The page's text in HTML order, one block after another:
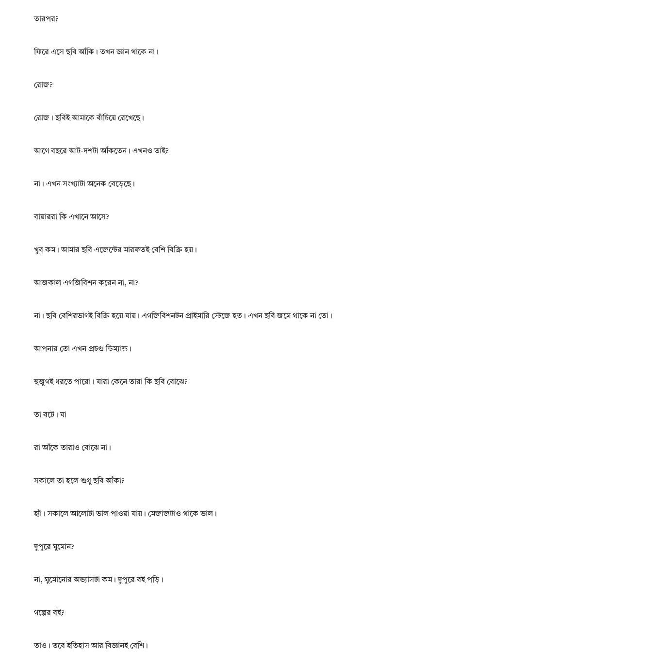
তারপর?
ফিরে এসে ছবি আঁকি। তখন জ্ঞান থাকে না।
রোজ?
রোজ। ছবিই আমাকে বাঁচিয়ে রেখেছে।
আগে বছরে আট-দশটা আঁকতেন। এখনও তাই?
না। এখন সংখ্যাটা অনেক বেড়েছে।
বায়াররা কি এখানে আসে?
খুব কম। আমার ছবি এজেন্টের মারফতই বেশি বিক্রি হয়।
আজকাল এগজিবিশন করেন না, না?
না। ছবি বেশিরভাগই বিক্রি হয়ে যায়। এগজিবিশনটন প্রাইমারি স্টেজে হত। এখন ছবি জমে থাকে না তো।
আপনার তো এখন প্রচণ্ড ডিম্যান্ড।
হুজুগই ধরতে পারো। যারা কেনে তারা কি ছবি বোঝে?
তা বটে। যা
রা আঁকে তারাও বোঝে না।
সকালে তা হলে শুধু ছবি আঁকা?
হ্যাঁ। সকালে আলোটা ভাল পাওয়া যায়। মেজাজটাও থাকে ভাল।
দুপুরে ঘুমোন?
না, ঘুমোনোর অভ্যাসটা কম। দুপুরে বই পড়ি।
গল্পের বই?
তাও। তবে ইতিহাস আর বিজ্ঞানই বেশি।